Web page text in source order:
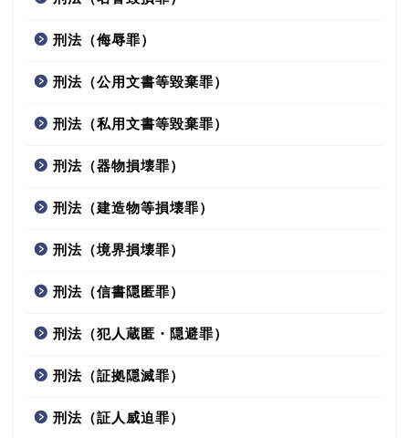
刑法（侮辱罪）
刑法（公用文書等毀棄罪）
刑法（私用文書等毀棄罪）
刑法（器物損壊罪）
刑法（建造物等損壊罪）
刑法（境界損壊罪）
刑法（信書隠匿罪）
刑法（犯人蔵匿・隠避罪）
刑法（証拠隠滅罪）
刑法（証人威迫罪）